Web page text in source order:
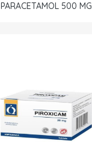
PARACETAMOL 500 MG